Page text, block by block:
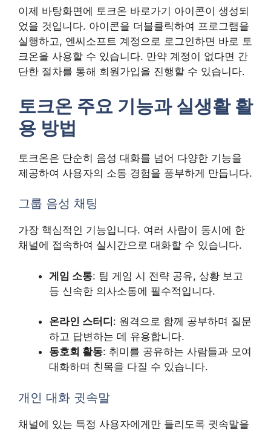
이제 바탕화면에 토크온 바로가기 아이콘이 생성되
었을 것입니다. 아이콘을 더블클릭하여 프로그램을
실행하고, 엔씨소프트 계정으로 로그인하면 바로 토
크온을 사용할 수 있습니다. 만약 계정이 없다면 간
단한 절차를 통해 회원가입을 진행할 수 있습니다.
토크온 주요 기능과 실생활 활
용 방법
토크온은 단순히 음성 대화를 넘어 다양한 기능을
제공하여 사용자의 소통 경험을 풍부하게 만듭니다.
그룹 음성 채팅
가장 핵심적인 기능입니다. 여러 사람이 동시에 한
채널에 접속하여 실시간으로 대화할 수 있습니다.
게임 소통: 팀 게임 시 전략 공유, 상황 보고
등 신속한 의사소통에 필수적입니다.
온라인 스터디 : 원격으로 함께 공부하며 질문
하고 답변하는 데 유용합니다.
동호회 활동: 취미를 공유하는 사람들과 모여
대화하며 친목을 다질 수 있습니다.
개인 대화 귓속말
채널에 있는 특정 사용자에게만 들리도록 귓속말을